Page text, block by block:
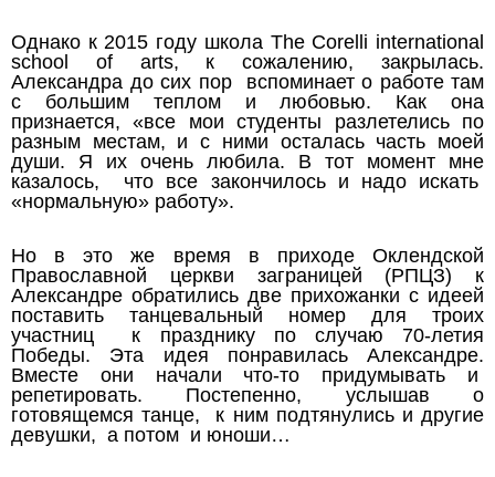
Однако к 2015 году школа The Corelli international
school of arts, к сожалению, закрылась.
Александра до сих пор вспоминает о работе там
с большим теплом и любовью. Как она
признается, «все мои студенты разлетелись по
разным местам, и с ними осталась часть моей
души. Я их очень любила. В тот момент мне
казалось, что все закончилось и надо искать
«нормальную» работу».
Но в это же время в приходе Оклендской
Православной церкви заграницей (РПЦЗ) к
Александре обратились две прихожанки с идеей
поставить танцевальный номер для троих
участниц к празднику по случаю 70-летия
Победы. Эта идея понравилась Александре.
Вместе они начали что-то придумывать и
репетировать. Постепенно, услышав о
готовящемся танце, к ним подтянулись и другие
девушки, а потом и юноши…